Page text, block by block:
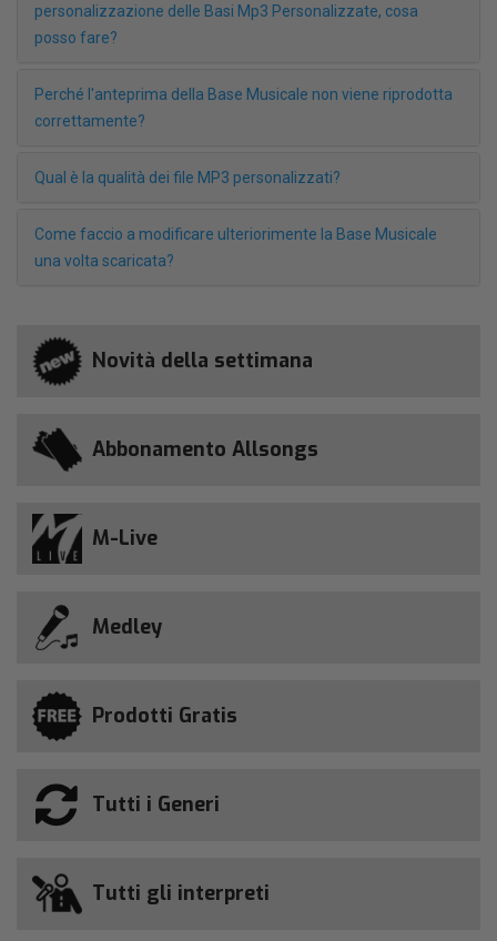
personalizzazione delle Basi Mp3 Personalizzate, cosa
posso fare?
Perché l'anteprima della Base Musicale non viene riprodotta
correttamente?
Qual è la qualità dei file MP3 personalizzati?
Come faccio a modificare ulteriorimente la Base Musicale
una volta scaricata?
Novità della settimana
Abbonamento Allsongs
M-Live
Medley
Prodotti Gratis
Tutti i Generi
Tutti gli interpreti